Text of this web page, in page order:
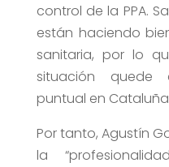
control de la PPA.
están haciendo
sanitaria, por lo
situación quede
puntual en
Por tanto, Agustín
la